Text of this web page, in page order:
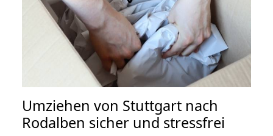
Umziehen von Stuttgart nach
Rodalben sicher und stressfrei